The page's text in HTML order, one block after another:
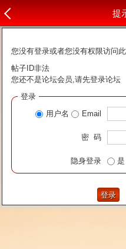
提
您没有登录或者您没有权限访问
帖子ID非法
您还不是论坛会员,请先登录论坛
登录
用户名
Email
密 码
隐身登录 是